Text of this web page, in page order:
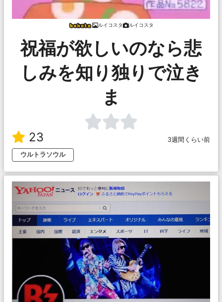
ルイコスタ ルイコスタ
祝福が欲しいのなら悲
しみを知り独りで泣き
ま
23
3週間くらい前
ウルトラソウル